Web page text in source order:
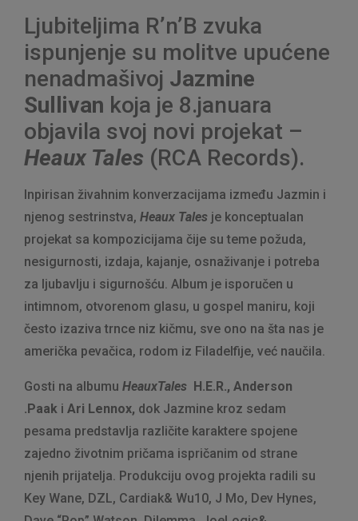
Ljubiteljima R’n’B zvuka
ispunjenje su molitve upućene
nenadmašivoj Jazmine
Sullivan koja je 8.januara
objavila svoj novi projekat –
Heaux Tales (RCA Records).
Inpirisan živahnim konverzacijama između Jazmin i
njenog sestrinstva, Heaux Tales je konceptualan
projekat sa kompozicijama čije su teme požuda,
nesigurnosti, izdaja, kajanje, osnaživanje i potreba
za ljubavlju i sigurnošću. Album je isporučen u
intimnom, otvorenom glasu, u gospel maniru, koji
često izaziva trnce niz kičmu, sve ono na šta nas je
američka pevačica, rodom iz Filadelfije, već naučila.
Gosti na albumu HeauxTales H.E.R., Anderson
.Paak i Ari Lennox, dok Jazmine kroz sedam
pesama predstavlja različite karaktere spojene
zajedno životnim pričama ispričanim od strane
njenih prijatelja. Produkciju ovog projekta radili su
Key Wane, DZL, Cardiak& Wu10, J Mo, Dev Hynes,